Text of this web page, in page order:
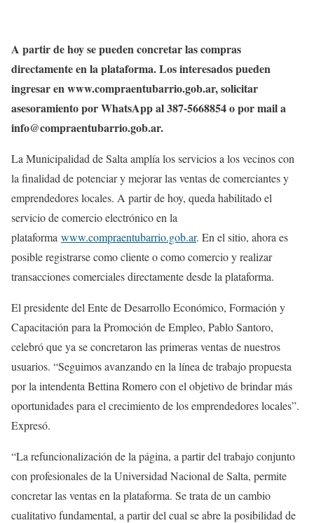
A partir de hoy se pueden concretar las compras
directamente en la plataforma. Los interesados pueden
ingresar en www.compraentubarrio.gob.ar, solicitar
asesoramiento por WhatsApp al 387-5668854 o por mail a
info@compraentubarrio.gob.ar.
La Municipalidad de Salta amplía los servicios a los vecinos con
la finalidad de potenciar y mejorar las ventas de comerciantes y
emprendedores locales. A partir de hoy, queda habilitado el
servicio de comercio electrónico en la
plataforma www.compraentubarrio.gob.ar. En el sitio, ahora es
posible registrarse como cliente o como comercio y realizar
transacciones comerciales directamente desde la plataforma.
El presidente del Ente de Desarrollo Económico, Formación y
Capacitación para la Promoción de Empleo, Pablo Santoro,
celebró que ya se concretaron las primeras ventas de nuestros
usuarios. “Seguimos avanzando en la línea de trabajo propuesta
por la intendenta Bettina Romero con el objetivo de brindar más
oportunidades para el crecimiento de los emprendedores locales”.
Expresó.
“La refuncionalización de la página, a partir del trabajo conjunto
con profesionales de la Universidad Nacional de Salta, permite
concretar las ventas en la plataforma. Se trata de un cambio
cualitativo fundamental, a partir del cual se abre la posibilidad de